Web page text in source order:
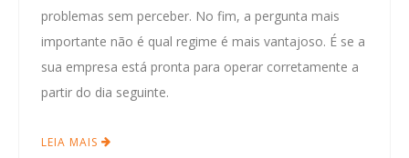
problemas sem perceber. No fim, a pergunta mais
importante não é qual regime é mais vantajoso. É se a
sua empresa está pronta para operar corretamente a
partir do dia seguinte.
LEIA MAIS